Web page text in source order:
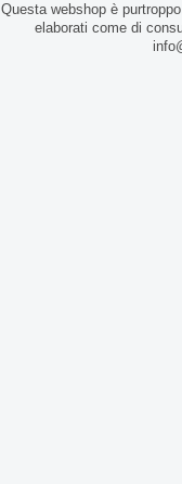
Questa webshop è
elaborati come di